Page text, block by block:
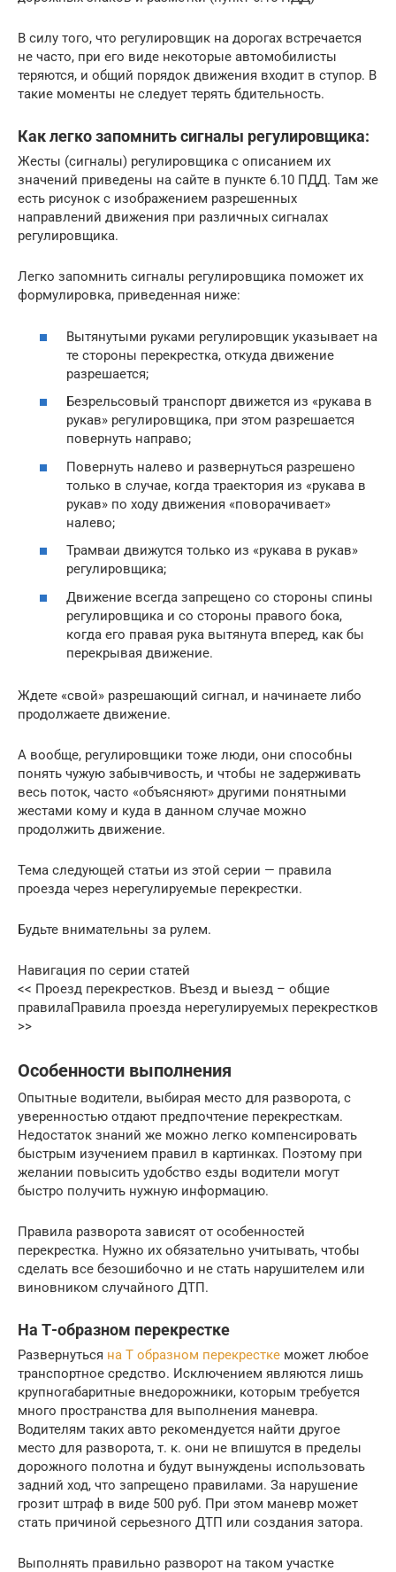
В силу того, что регулировщик на дорогах встречается
не часто, при его виде некоторые автомобилисты
теряются, и общий порядок движения входит в ступор. В
такие моменты не следует терять бдительность.
Как легко запомнить сигналы регулировщика:
Жесты (сигналы) регулировщика с описанием их
значений приведены на сайте в пункте 6.10 ПДД. Там же
есть рисунок с изображением разрешенных
направлений движения при различных сигналах
регулировщика.
Легко запомнить сигналы регулировщика поможет их
формулировка, приведенная ниже:
Вытянутыми руками регулировщик указывает на
те стороны перекрестка, откуда движение
разрешается;
Безрельсовый транспорт движется из «рукава в
рукав» регулировщика, при этом разрешается
повернуть направо;
Повернуть налево и развернуться разрешено
только в случае, когда траектория из «рукава в
рукав» по ходу движения «поворачивает»
налево;
Трамваи движутся только из «рукава в рукав»
регулировщика;
Движение всегда запрещено со стороны спины
регулировщика и со стороны правого бока,
когда его правая рука вытянута вперед, как бы
перекрывая движение.
Ждете «свой» разрешающий сигнал, и начинаете либо
продолжаете движение.
А вообще, регулировщики тоже люди, они способны
понять чужую забывчивость, и чтобы не задерживать
весь поток, часто «объясняют» другими понятными
жестами кому и куда в данном случае можно
продолжить движение.
Тема следующей статьи из этой серии — правила
проезда через нерегулируемые перекрестки.
Будьте внимательны за рулем.
Навигация по серии статей
<< Проезд перекрестков. Въезд и выезд – общие
правилаПравила проезда нерегулируемых перекрестков
>>
Особенности выполнения
Опытные водители, выбирая место для разворота, с
уверенностью отдают предпочтение перекресткам.
Недостаток знаний же можно легко компенсировать
быстрым изучением правил в картинках. Поэтому при
желании повысить удобство езды водители могут
быстро получить нужную информацию.
Правила разворота зависят от особенностей
перекрестка. Нужно их обязательно учитывать, чтобы
сделать все безошибочно и не стать нарушителем или
виновником случайного ДТП.
На Т-образном перекрестке
Развернуться на Т образном перекрестке может любое
транспортное средство. Исключением являются лишь
крупногабаритные внедорожники, которым требуется
много пространства для выполнения маневра.
Водителям таких авто рекомендуется найти другое
место для разворота, т. к. они не впишутся в пределы
дорожного полотна и будут вынуждены использовать
задний ход, что запрещено правилами. За нарушение
грозит штраф в виде 500 руб. При этом маневр может
стать причиной серьезного ДТП или создания затора.
Выполнять правильно разворот на таком участке